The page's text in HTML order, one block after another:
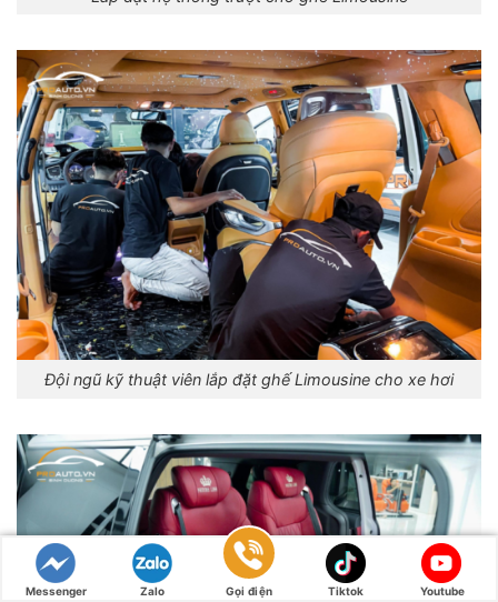
Đội ngũ kỹ thuật viên lắp đặt ghế Limousine cho xe hơi
Messenger Zalo Gọi điện Tiktok Youtube